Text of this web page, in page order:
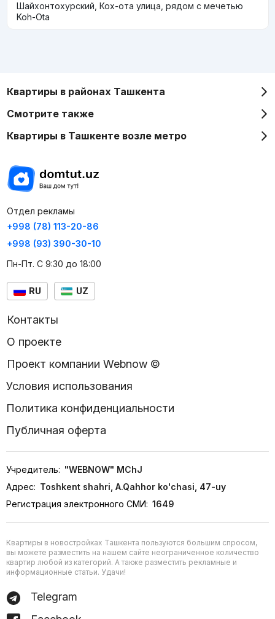
Шайхонтохурский, Кох-ота улица, рядом с мечетью
Koh-Ota
Квартиры в районах Ташкента
Смотрите также
Квартиры в Ташкенте возле метро
Отдел рекламы
+998 (78) 113-20-86
+998 (93) 390-30-10
Пн-Пт. С 9:30 до 18:00
RU UZ
Контакты
О проекте
Проект компании Webnow ©
Условия использования
Политика конфиденциальности
Публичная оферта
Учредитель: "WEBNOW" MChJ
Адрес: Toshkent shahri, A.Qahhor ko'chasi, 47-uy
Регистрация электронного СМИ: 1649
Квартиры в новостройках Ташкента пользуются большим спросом,
вы можете разместить на нашем сайте неограниченное количество
квартир любой из категорий. А также разместить рекламные и
информационные статьи. Удачи!
Telegram